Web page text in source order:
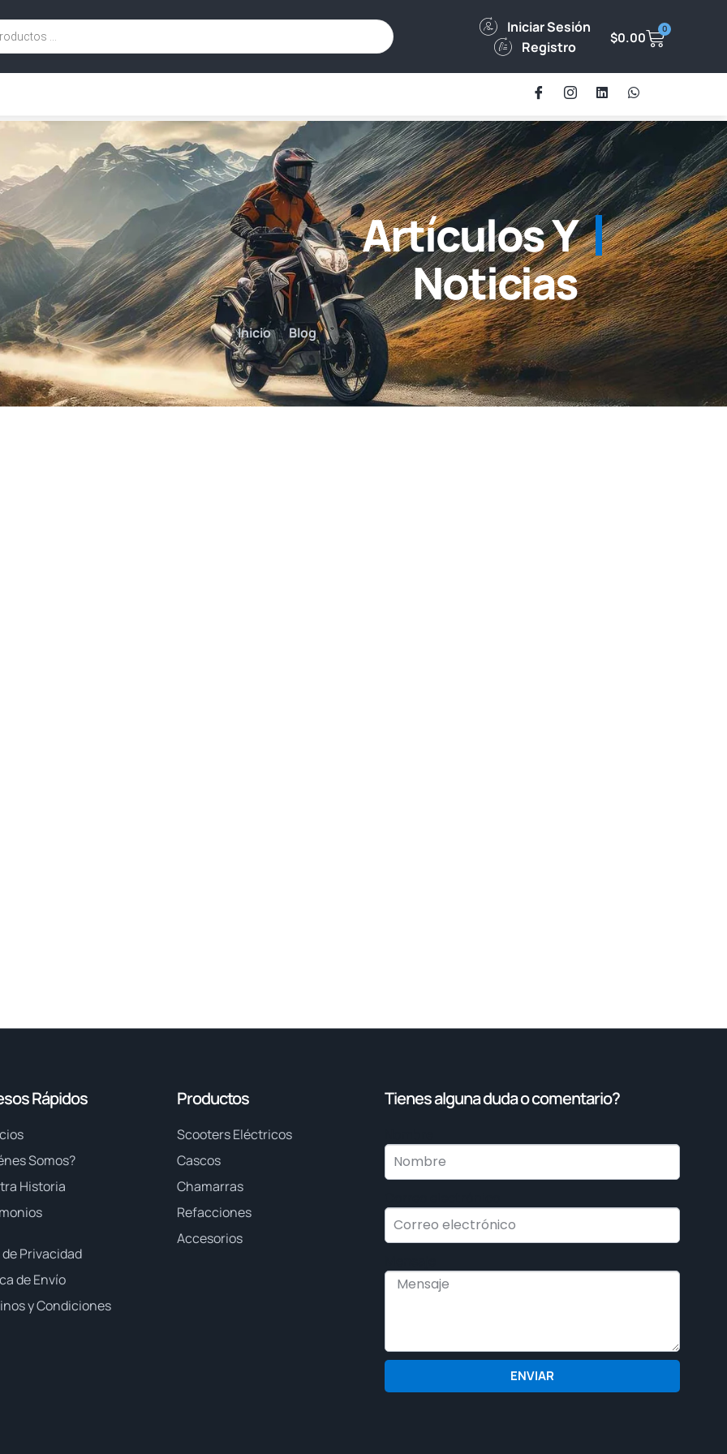
Iniciar Sesión
Registro
$0.00
0
0
Artículos Y
Noticias
Inicio Blog
Rápidos
Somos?
Historia
de Privacidad
de Envío
y Condiciones
Productos
Scooters Eléctricos
Cascos
Chamarras
Refacciones
Accesorios
Tienes alguna duda o comentario?
ENVIAR